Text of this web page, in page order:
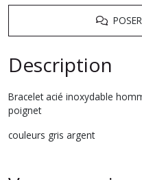
Description
Bracelet acié inoxydable
poignet
couleurs gris argent